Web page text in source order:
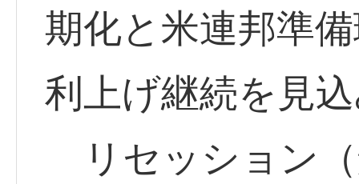
期化と米連邦準
利上げ継続を見
リセッション